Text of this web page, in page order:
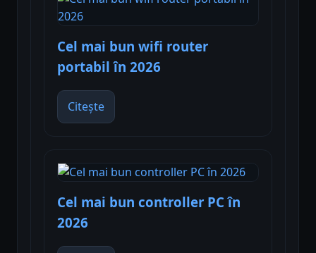
Cel mai bun wifi router
portabil în 2026
Citește
Cel mai bun controller PC în
2026